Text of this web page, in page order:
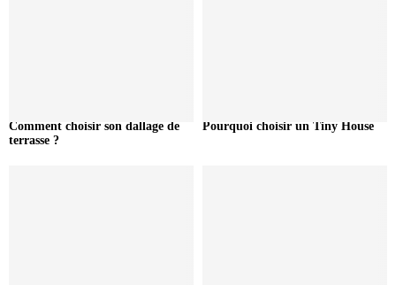
Comment choisir son dallage de
terrasse ?
Pourquoi choisir un Tiny House